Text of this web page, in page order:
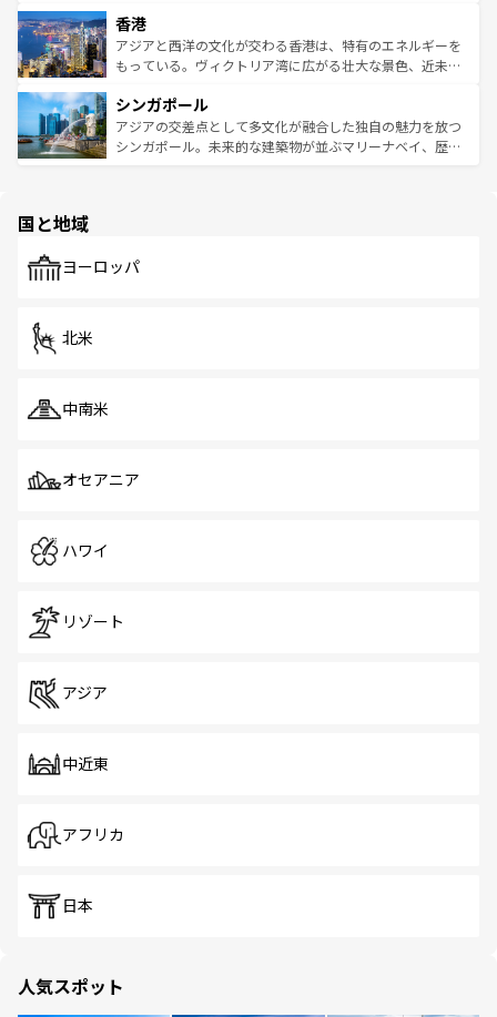
とつ。フォーやバインミー、ベトナムコーヒーなどは、ぜ
ひ現地で味わいたい。どの地域を訪れてもあたたかい人々
が旅行者を迎えてくれるので、きっと忘れられない旅にな
参照してほしい。
の活気が交差している。北部ではチェンマイなどの山岳地
帯で自然と触れ合い、南部ではプーケットやクラビの美し
いビーチでリゾート気分を楽しむことができる。タイ料理
激する。気候は一年中温暖で、どの季節にも異なる楽しみ
が待っている。親しみやすいタイの人々、仏教を中心とし
た文化、そして多様な観光資源が、訪れる旅人を魅了し続
香港
アジアと西洋の文化が交わる香港は、特有のエネルギーを
もっている。ヴィクトリア湾に広がる壮大な景色、近未来
み、どこを訪れても感動するはず。観光スポットが密集し
ており、効率よく見どころを回れるのも魅力。息をのむよ
うな絶景から文化的な体験まで、香港を存分に楽しみ尽く
シンガポール
アジアの交差点として多文化が融合した独自の魅力を放つ
シンガポール。未来的な建築物が並ぶマリーナベイ、歴史
で、ホーカーズは地元の風情を楽しめる外せないスポット
国と地域
ヨーロッパ
北米
中南米
オセアニア
ハワイ
リゾート
アジア
中近東
アフリカ
日本
人気スポット